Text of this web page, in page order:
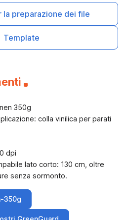
la preparazione dei file
Template
350g
colla vinilica per parati
dpi
lato corto: 130 cm, oltre
senza sormonto.
350g